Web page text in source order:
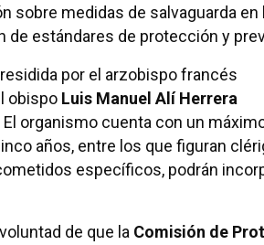
sobre medidas de salvaguarda en
de estándares de protección y
por el arzobispo francés
obispo Luis Manuel Alí Herrera
organismo cuenta con un
años, entre los que figuran
específicos, podrán
de que la Comisión de